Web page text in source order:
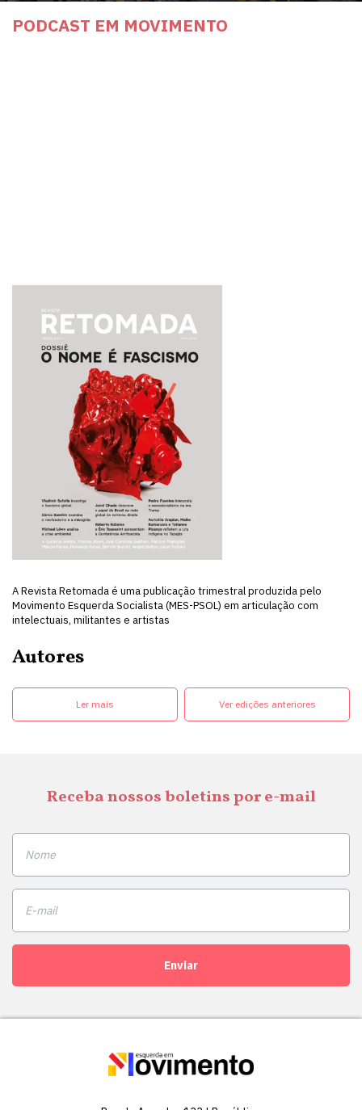
PODCAST EM MOVIMENTO
A Revista Retomada é uma publicação trimestral produzida pelo
Movimento Esquerda Socialista (MES-PSOL) em articulação com
intelectuais, militantes e artistas
Autores
Ler mais Ver edições anteriores
Receba nossos boletins por e-mail
Enviar